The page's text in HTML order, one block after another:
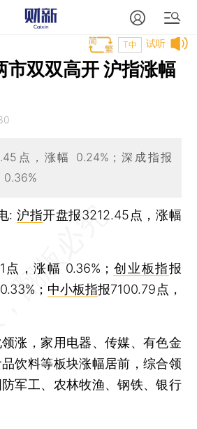
试听
T中
市双双高开 沪指涨幅
点，涨幅 0.24%；深成指报
0.36%
: 沪指开盘报3212.45点，涨幅
点，涨幅 0.36%； 创业板指报
； 中小板指报7100.79点，
涨，家用电器、传媒、有色金
饮料等板块涨幅居前，综合领
军工、农林牧渔、钢铁、银行